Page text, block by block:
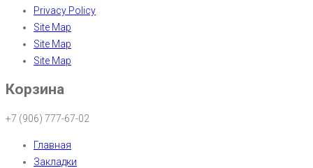
Privacy Policy
Site Map
Site Map
Site Map
Корзина
+7 (906) 777-67-02
Главная
Закладки